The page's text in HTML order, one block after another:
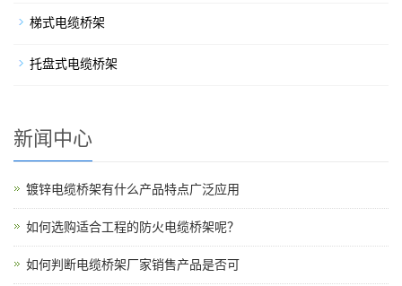
梯式电缆桥架
托盘式电缆桥架
新闻中心
镀锌电缆桥架有什么产品特点广泛应用
如何选购适合工程的防火电缆桥架呢？
如何判断电缆桥架厂家销售产品是否可